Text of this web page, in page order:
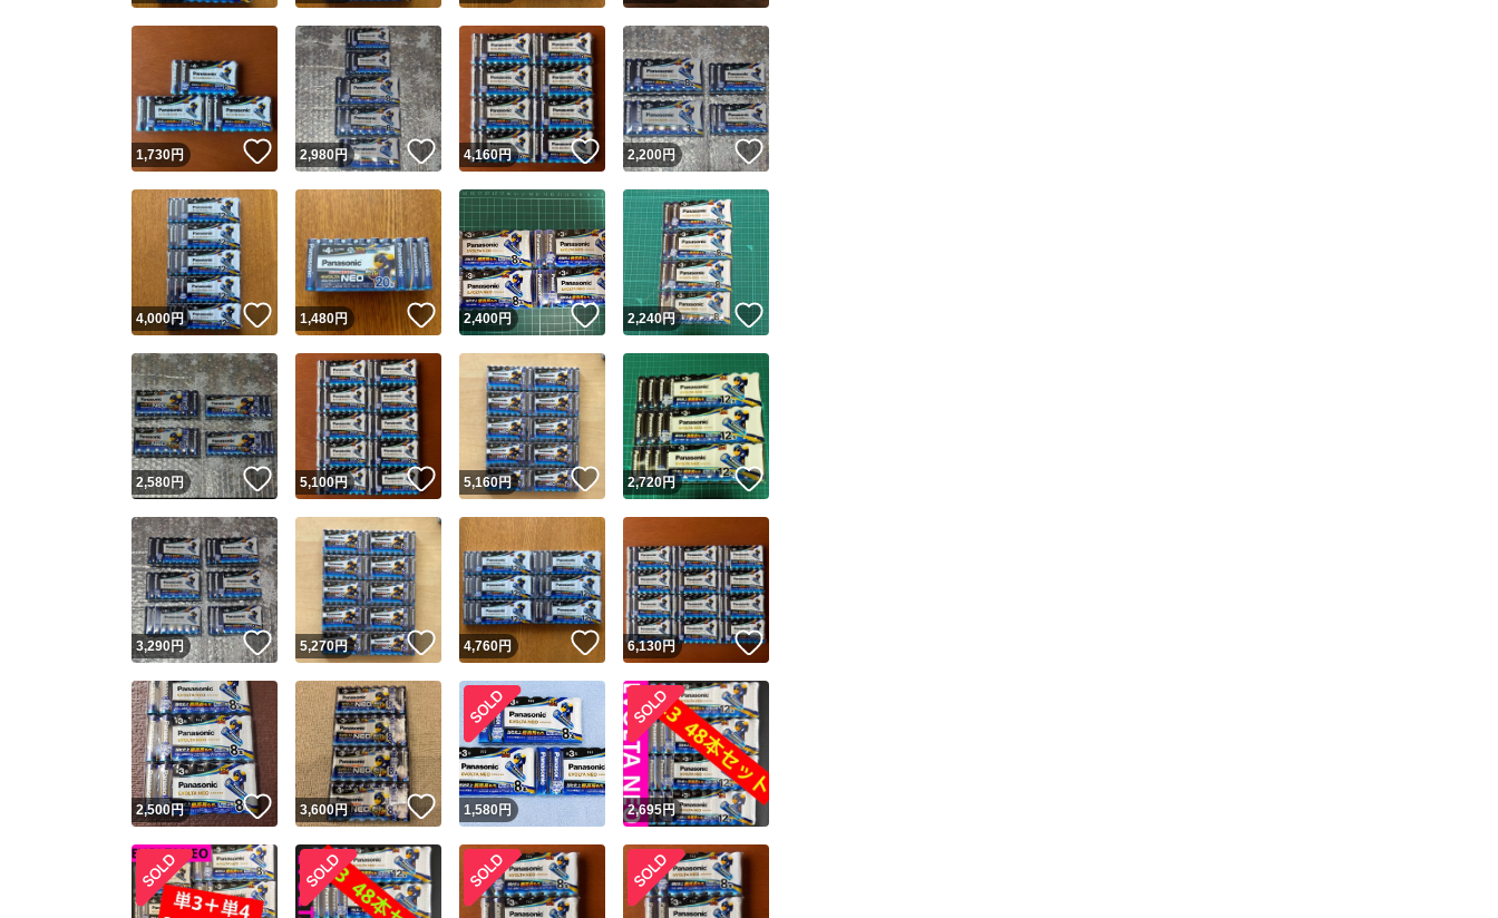
1,730円 いいね！
2,980円 いいね！
4,160円 いいね！
2,200円 いいね！
4,000円 いいね！
1,480円 いいね！
2,400円 いいね！
2,240円
2,580円 いいね！
5,100円 いいね！
5,160円 いいね！
2,720円 いいね！
3,290円 いいね！
5,270円 いいね！
4,760円 いいね！
6,130円 いいね！
2,500円 いいね！
3,600円 いいね！
1,580円 2,695円